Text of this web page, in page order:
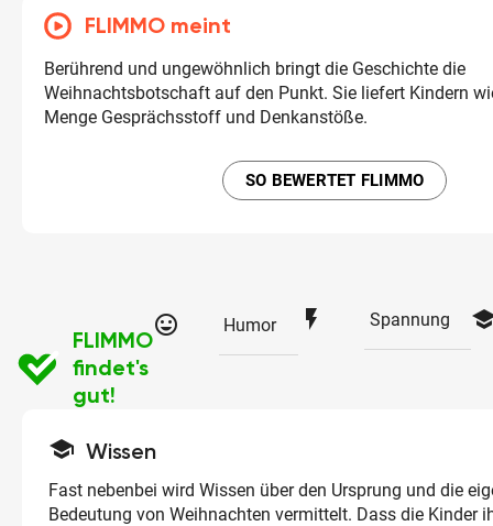
FLIMMO meint
Berührend und ungewöhnlich bringt die Geschichte die
Weihnachtsbotschaft auf den Punkt. Sie liefert Kindern
Menge Gesprächsstoff und Denkanstöße.
SO BEWERTET FLIMMO
FLIMMO
findet's
gut!
tag_faces Humor flash_on Spannung
school Wissen
Fast nebenbei wird Wissen über den Ursprung und die
Bedeutung von Weihnachten vermittelt. Dass die Kinder